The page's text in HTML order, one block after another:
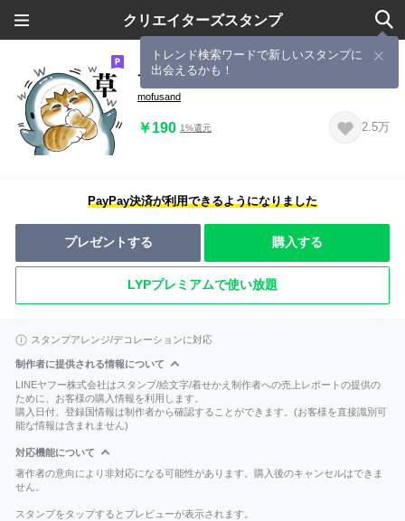
クリエイターズスタンプ
トレンド検索ワードで新しいスタンプに
出会えるかも！
サメにゃん4
mofusand
￥190 1%還元 2.5万
PayPay決済が利用できるようになりました
プレゼントする 購入する
LYPプレミアムで使い放題
スタンプアレンジ/デコレーションに対応
制作者に提供される情報について
LINEヤフー株式会社はスタンプ/絵文字/着せかえ制作者への売上レポートの提供の
ために、お客様の購入情報を利用します。
購入日付、登録国情報は制作者から確認することができます。(お客様を直接識別可
能な情報は含まれません)
対応機能について
著作者の意向により非対応になる可能性があります。購入後のキャンセルはできま
せん。
スタンプをタップするとプレビューが表示されます。